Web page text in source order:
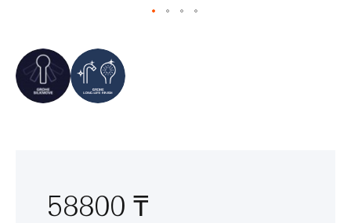
началу
галереи
изображений
58800 ₸